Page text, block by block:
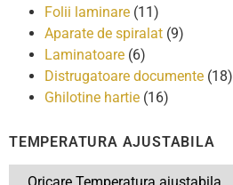
Folii laminare (11)
Aparate de spiralat (9)
Laminatoare (6)
Distrugatoare documente (18)
Ghilotine hartie (16)
TEMPERATURA AJUSTABILA